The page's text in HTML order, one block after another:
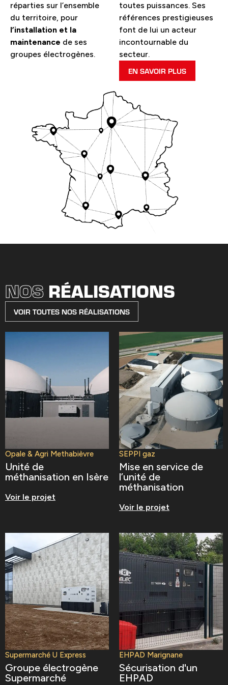
réparties sur l’ensemble
du territoire, pour
l’installation et la
maintenance de ses
groupes électrogènes.
toutes puissances. Ses
références prestigieuses
font de lui un acteur
incontournable du
secteur.
EN SAVOIR PLUS
NOS RÉALISATIONS
VOIR TOUTES NOS RÉALISATIONS
Opale & Agri Methabièvre
Unité de
méthanisation en Isère
Voir le projet
SEPPI gaz
Mise en service de
l’unité de
méthanisation
Voir le projet
Supermarché U Express
Groupe électrogène
Supermarché
EHPAD Marignane
Sécurisation d'un
EHPAD